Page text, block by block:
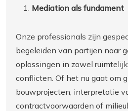
Mediation als fundament
Onze professionals zijn
begeleiden van partijen naar
oplossingen in zowel
conflicten. Of het nu gaat om
bouwprojecten, interpretatie
contractvoorwaarden of